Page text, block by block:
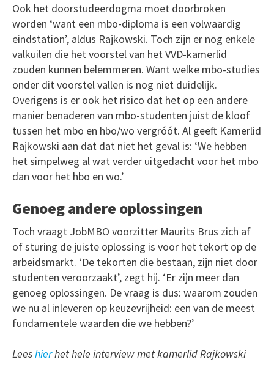
Ook het doorstudeerdogma moet doorbroken
worden ‘want een mbo-diploma is een volwaardig
eindstation’, aldus Rajkowski. Toch zijn er nog enkele
valkuilen die het voorstel van het VVD-kamerlid
zouden kunnen belemmeren. Want welke mbo-studies
onder dit voorstel vallen is nog niet duidelijk.
Overigens is er ook het risico dat het op een andere
manier benaderen van mbo-studenten juist de kloof
tussen het mbo en hbo/wo vergróót. Al geeft Kamerlid
Rajkowski aan dat dat niet het geval is: ‘We hebben
het simpelweg al wat verder uitgedacht voor het mbo
dan voor het hbo en wo.’
Genoeg andere oplossingen
Toch vraagt JobMBO voorzitter Maurits Brus zich af
of sturing de juiste oplossing is voor het tekort op de
arbeidsmarkt. ‘De tekorten die bestaan, zijn niet door
studenten veroorzaakt’, zegt hij. ‘Er zijn meer dan
genoeg oplossingen. De vraag is dus: waarom zouden
we nu al inleveren op keuzevrijheid: een van de meest
fundamentele waarden die we hebben?’
Leeshierhet hele interview met kamerlid Rajkowski